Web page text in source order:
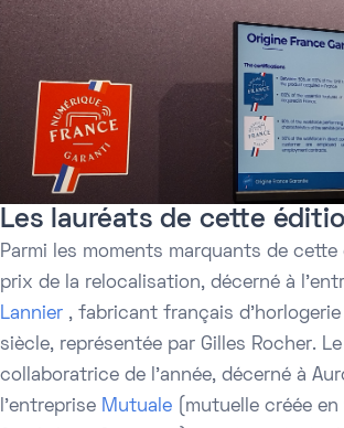
Les lauréats de cette
Parmi les moments marquants de cette
prix de la relocalisation, décerné à
Lannier , fabricant français
siècle, représentée par Gilles Rocher.
collaboratrice de l'année, décerné à
l'entreprise Mutuale
(mutuelle créée en